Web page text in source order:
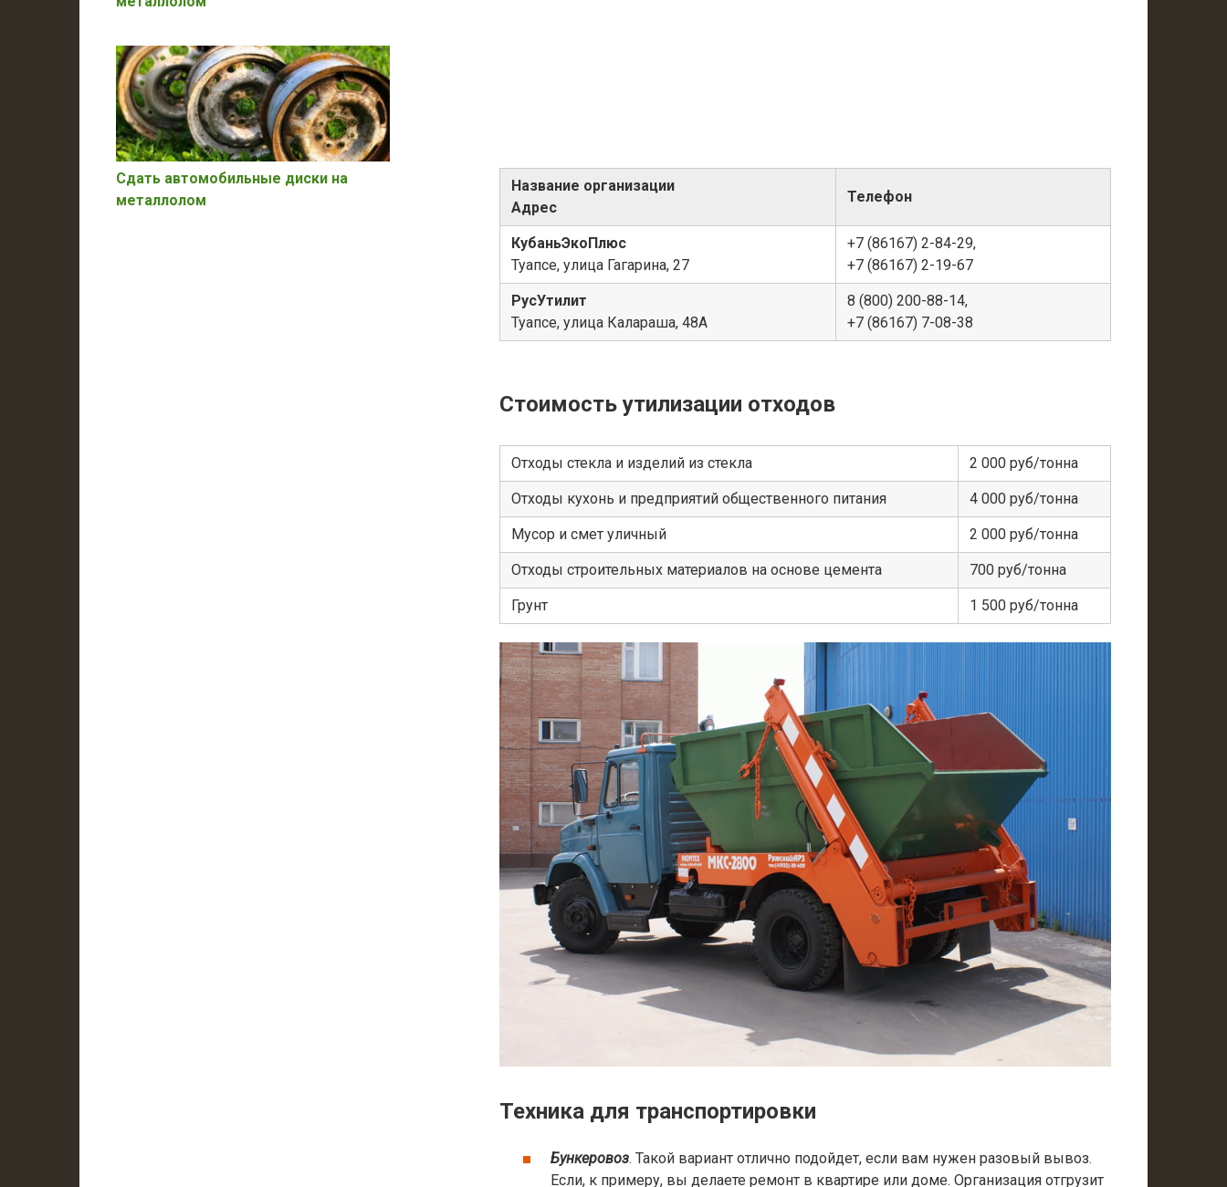
Название организации
Адрес
Телефон
КубаньЭкоПлюс
Туапсе, улица Гагарина, 27
+7 (86167) 2-84-29,
+7 (86167) 2-19-67
РусУтилит
Туапсе, улица Калараша, 48А
8 (800) 200-88-14,
+7 (86167) 7-08-38
Стоимость утилизации отходов
Отходы стекла и изделий из стекла 2 000 руб/тонна
Отходы кухонь и предприятий общественного питания 4 000 руб/тонна
Мусор и смет уличный 2 000 руб/тонна
Отходы строительных материалов на основе цемента 700 руб/тонна
Грунт 1 500 руб/тонна
Техника для транспортировки
Бункеровоз. Такой вариант отлично подойдет, если вам нужен разовый вывоз.
Если, к примеру, вы делаете ремонт в квартире или доме. Организация отгрузит
Сдать автомобильные диски на
металлолом